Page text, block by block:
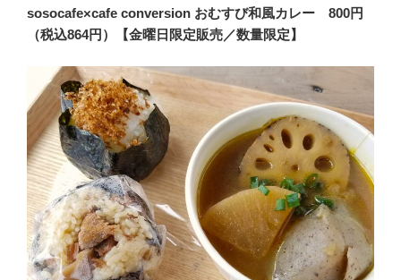
sosocafe×cafe conversion おむすび和風カレー 800円
（税込864円）【金曜日限定販売／数量限定】